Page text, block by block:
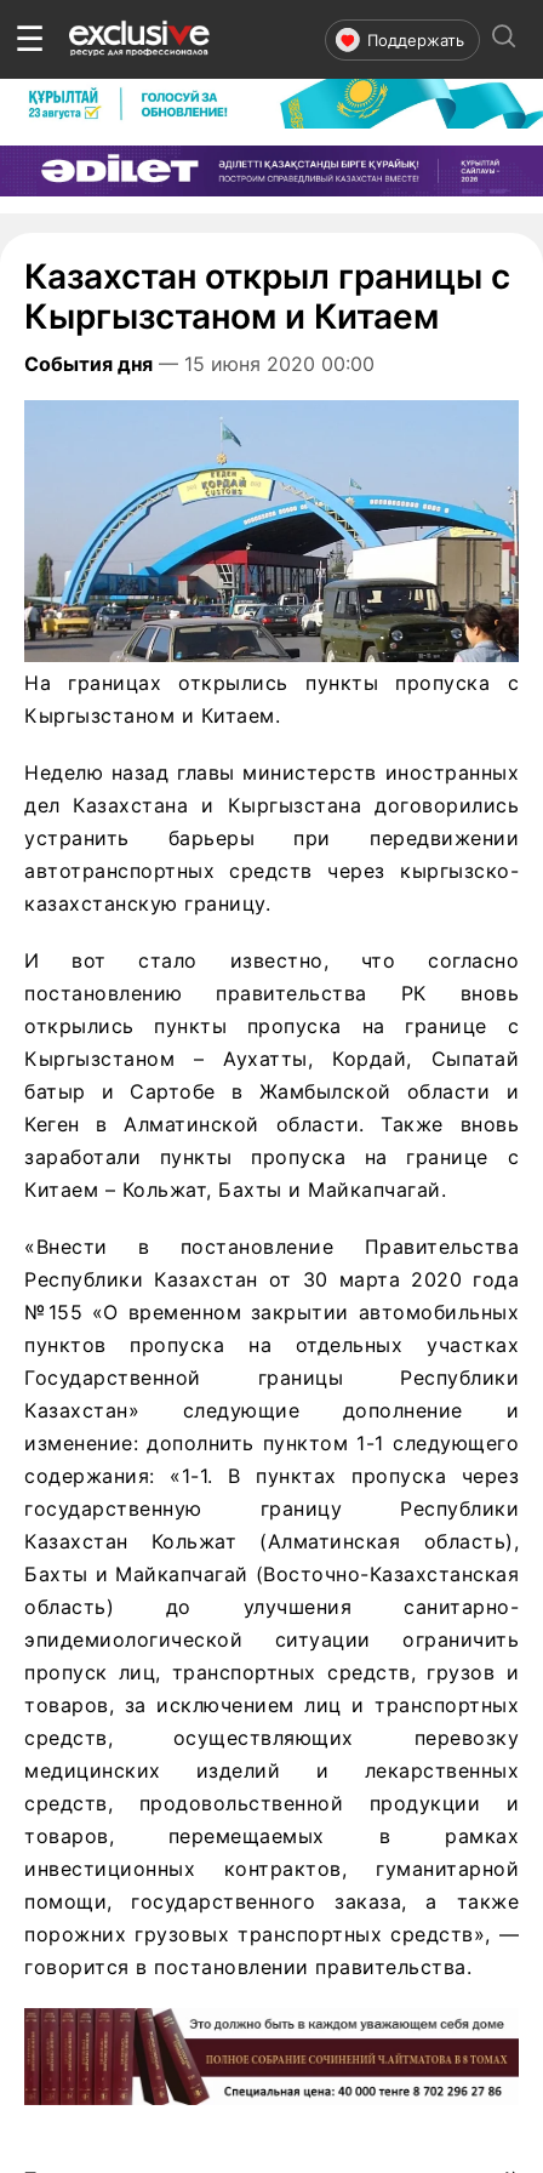
☰ Поддержать
Казахстан открыл границы с
Кыргызстаном и Китаем
События дня — 15 июня 2020 00:00
На границах открылись пункты пропуска с
Кыргызстаном и Китаем.
Неделю назад главы министерств иностранных
дел Казахстана и Кыргызстана договорились
устранить барьеры при передвижении
автотранспортных средств через кыргызско-
казахстанскую границу.
И вот стало известно, что согласно
постановлению правительства РК вновь
открылись пункты пропуска на границе с
Кыргызстаном – Аухатты, Кордай, Сыпатай
батыр и Сартобе в Жамбылской области и
Кеген в Алматинской области. Также вновь
заработали пункты пропуска на границе с
Китаем – Кольжат, Бахты и Майкапчагай.
«Внести в постановление Правительства
Республики Казахстан от 30 марта 2020 года
№155 «О временном закрытии автомобильных
пунктов пропуска на отдельных участках
Государственной границы Республики
Казахстан» следующие дополнение и
изменение: дополнить пунктом 1-1 следующего
содержания: «1-1. В пунктах пропуска через
государственную границу Республики
Казахстан Кольжат (Алматинская область),
Бахты и Майкапчагай (Восточно-Казахстанская
область) до улучшения санитарно-
эпидемиологической ситуации ограничить
пропуск лиц, транспортных средств, грузов и
товаров, за исключением лиц и транспортных
средств, осуществляющих перевозку
медицинских изделий и лекарственных
средств, продовольственной продукции и
товаров, перемещаемых в рамках
инвестиционных контрактов, гуманитарной
помощи, государственного заказа, а также
порожних грузовых транспортных средств», —
говорится в постановлении правительства.